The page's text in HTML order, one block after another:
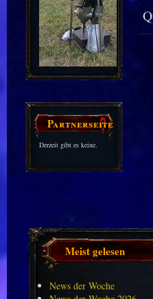
Partnerseiten
Derzeit gibt es keine.
Meist gelesen
News der Woche